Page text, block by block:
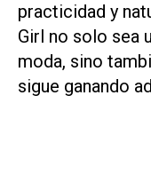
practicidad y
Girl no solo sea
moda, sino
sigue ganando